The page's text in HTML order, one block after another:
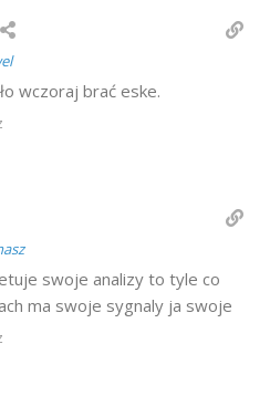
wczoraj brać eske.
swoje analizy to tyle co
ma swoje sygnaly ja swoje